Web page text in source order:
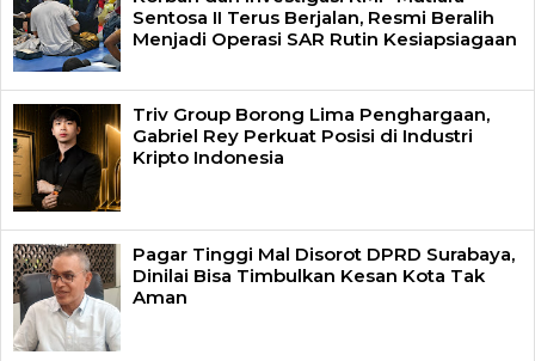
Sentosa II Terus Berjalan, Resmi Beralih
Menjadi Operasi SAR Rutin Kesiapsiagaan
Triv Group Borong Lima Penghargaan,
Gabriel Rey Perkuat Posisi di Industri
Kripto Indonesia
Pagar Tinggi Mal Disorot DPRD Surabaya,
Dinilai Bisa Timbulkan Kesan Kota Tak
Aman